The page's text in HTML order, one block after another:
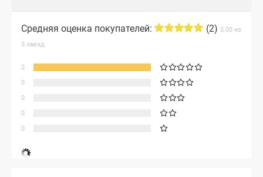
Средняя оценка покупателей: (2) 5.00 из
5 звезд
2
0
0
0
0